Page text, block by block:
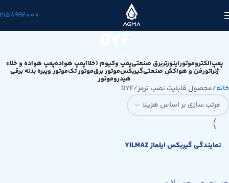
پمپالکتروموتوراینورتربرق صنعتیپمپ وکیوم (خلا)پمپ هوادهپمپ هواده و خلاء
ژنراتورفن و هواکش صنعتیگیربکسموتور برقموتور تکموتور ویبره بدنه برقی
هیدروموتور
خانه محصول قابلیت نصب ترمز DYF
نمایندگی گیربکس ایلماز YILMAZ